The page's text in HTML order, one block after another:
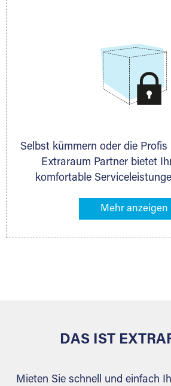
Selbst kümmern oder die
Extraraum Partner bietet
komfortable
gehören z. B.
Ihr Lagergut wird bei Ihrem
DAS IST
Mieten Sie schnell und einfach